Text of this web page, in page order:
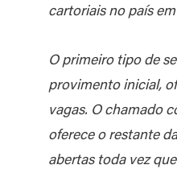
cartoriais no país em
O primeiro tipo de
provimento inicial,
vagas. O chamado
oferece o restante
abertas toda vez